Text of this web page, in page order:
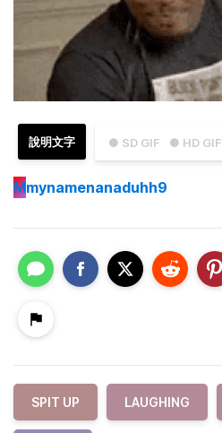
● SD GIF ● HD GIF
說明文字
Mmynamenanaduhh9
SPIT UP LAUGHING